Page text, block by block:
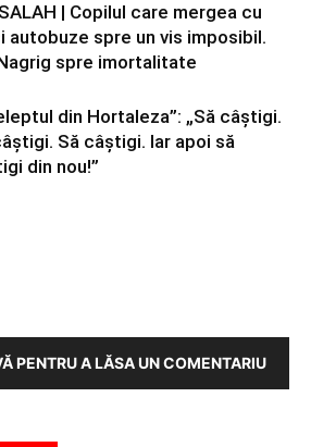
| Copilul care mergea cu
autobuze spre un vis imposibil.
spre imortalitate
din Hortaleza”: „Să câștigi.
Să câștigi. Iar apoi să
din nou!”
PENTRU A LĂSA UN COMENTARIU